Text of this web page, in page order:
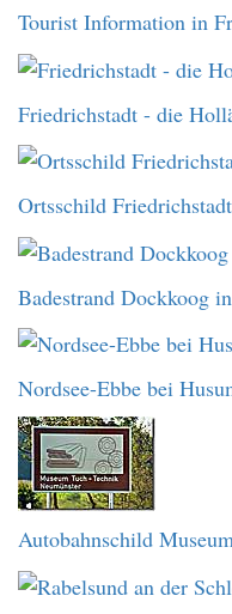
Tourist Information in
Friedrichstadt - die
Ortsschild Friedrichstadt
Badestrand Dockkoog
Nordsee-Ebbe bei
Autobahnschild